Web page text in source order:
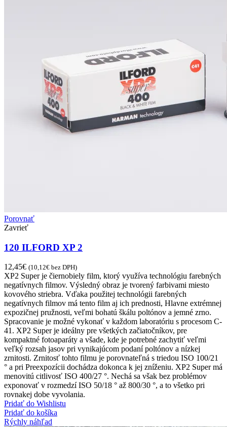
Porovnať
Zavrieť
120 ILFORD XP 2
12,45€ (10,12€ bez DPH)
XP2 Super je čiernobiely film, ktorý využíva technológiu farebných
negatívnych filmov. Výsledný obraz je tvorený farbivami miesto
kovového striebra. Vďaka použitej technológii farebných
negatívnych filmov má tento film aj ich prednosti, Hlavne extrémnej
expozičnej pružnosti, veľmi bohatú škálu poltónov a jemné zrno.
Spracovanie je možné vykonať v každom laboratóriu s procesom C-
41. XP2 Super je ideálny pre všetkých začiatočníkov, pre
kompaktné fotoaparáty a všade, kde je potrebné zachytiť veľmi
veľký rozsah jasov pri vynikajúcom podaní poltónov a nízkej
zrnitosti. Zrnitosť tohto filmu je porovnateľná s triedou ISO 100/21
° a pri Preexpozícii dochádza dokonca k jej zníženiu. XP2 Super má
menovitú citlivosť ISO 400/27 °. Nechá sa však bez problémov
exponovať v rozmedzí ISO 50/18 ° až 800/30 °, a to všetko pri
rovnakej dobe vyvolania.
Pridať do Wishlistu
Pridať do košíka
Rýchly náhľad